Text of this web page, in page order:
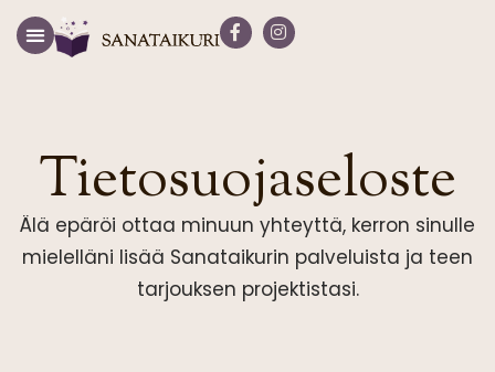
Tietosuojaseloste
Älä epäröi ottaa minuun yhteyttä, kerron sinulle
mielelläni lisää Sanataikurin palveluista ja teen
tarjouksen projektistasi.